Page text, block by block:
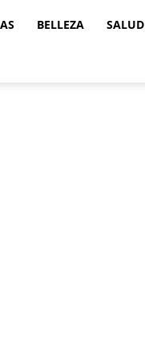
BELLEZA SALUD